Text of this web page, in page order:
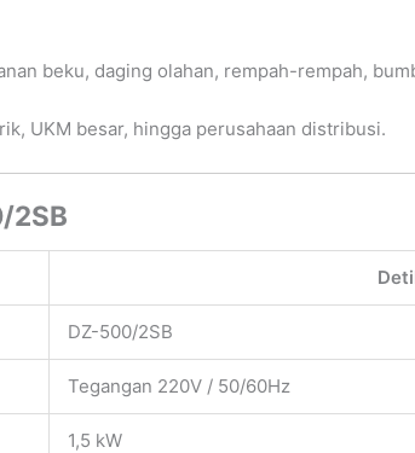
beku, daging olahan, rempah-rempah,
UKM besar, hingga perusahaan distribusi.
2SB
DZ-500/2SB
Tegangan 220V / 50/60Hz
1,5 kW